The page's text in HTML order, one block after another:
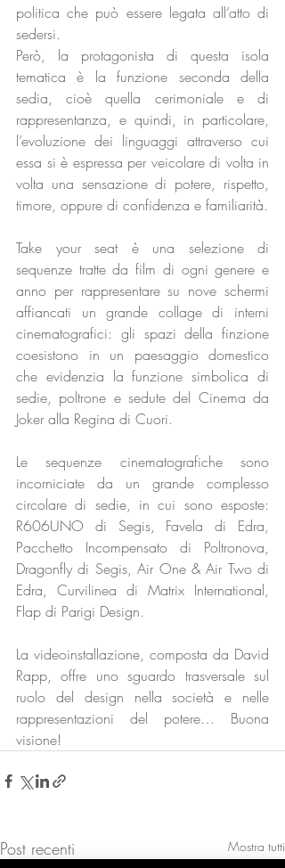
politica che può essere legata all’atto di
sedersi.
Però, la protagonista di questa isola
tematica è la funzione seconda della
sedia, cioè quella cerimoniale e di
rappresentanza, e quindi, in particolare,
l’evoluzione dei linguaggi attraverso cui
essa si è espressa per veicolare di volta in
volta una sensazione di potere, rispetto,
Take your seat è una selezione di
sequenze tratte da film di ogni genere e
anno per rappresentare su nove schermi
affiancati un grande collage di interni
cinematografici: gli spazi della finzione
coesistono in un paesaggio domestico
che evidenzia la funzione simbolica di
sedie, poltrone e sedute del Cinema da
Joker alla Regina di Cuori.
Le sequenze cinematografiche sono
incorniciate da un grande complesso
circolare di sedie, in cui sono esposte:
R606UNO di Segis, Favela di Edra,
Pacchetto Incompensato di Poltronova,
Dragonfly di Segis, Air One & Air Two di
Edra, Curvilinea di Matrix International,
Flap di Parigi Design.
La videoinstallazione, composta da David
Rapp, offre uno sguardo trasversale sul
ruolo del design nella società e nelle
rappresentazioni del potere… Buona
visione!
Post recenti Mostra tutti